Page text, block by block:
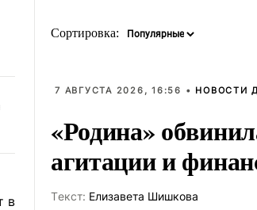
в
Сортировка:
7 АВГУСТА 2026, 16:56 • НОВОСТИ
«Родина»
агитации и
Tекст: Елизавета Шишкова